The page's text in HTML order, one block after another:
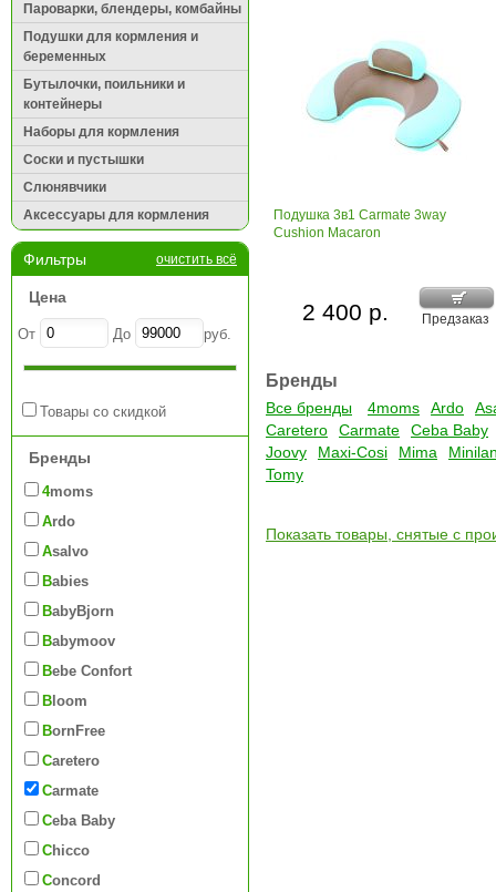
Пароварки, блендеры, комбайны
Подушки для кормления и
беременных
Бутылочки, поильники и
контейнеры
Наборы для кормления
Соски и пустышки
Слюнявчики
Аксессуары для кормления
Фильтры очистить всё
Цена
От До руб.
Товары со скидкой
Бренды
4moms
Ardo
Asalvo
Babies
BabyBjorn
Babymoov
Bebe Confort
Bloom
BornFree
Caretero
Carmate
Ceba Baby
Chicco
Concord
Подушка 3в1 Carmate 3way
Cushion Macaron
Предзаказ
2 400 р.
Бренды
Все бренды 4moms Ardo
Caretero
Carmate
Ceba Baby
Joovy
Maxi-Cosi Mima
Tomy
Показать товары, снятые с